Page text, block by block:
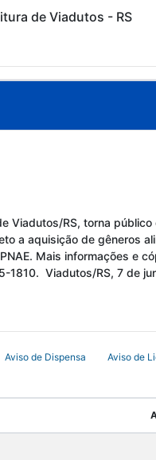
de Viadutos - RS
Viadutos/RS, torna
a aquisição de gêneros
Mais informações e
Viadutos/RS, 7 de
Aviso de Dispensa Aviso de